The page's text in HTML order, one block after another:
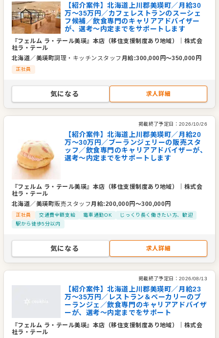
時間」を創ることを目指しています。
企業情報
パティスリー・製菓、ブーランジェリー・製パン、パティス
リー・製菓、ブーランジェリー・製パン、食品・小売・流
通、洋食全般
事業内容
代表取締役 酒井 宏彰
事業所 東京都世田谷区池尻3-27-9
【紹介案件】北海道上川郡美瑛町／月給30
万〜35万円／カフェレストランのスーシェ
フ候補／飲食専門のキャリアアドバイザー
が、選考～内定までをサポートします
『フェルム ラ・テール美瑛』本店（移住支援制度あり地域）
株式会
社ラ・テール
北海道／美瑛町調理・キッチンスタッフ月給:300,000 円〜350,000 円
正社員
気になる 求人詳細
掲載終了予定日： 2026/10/26
【紹介案件】北海道上川郡美瑛町／月給20
万～30万円／ブーランジェリーの販売スタ
ッフ／飲食専門のキャリアアドバイザーが、
選考～内定までをサポートします
『フェルム ラ・テール美瑛』本店（移住支援制度あり地域）
株式会
社ラ・テール
北海道／美瑛町販売スタッフ月給:200,000円〜300,000円
正社員 交通費全額支給 電車通勤OK
じっくり長く働きたい方、歓迎
駅から徒歩5分以内
気になる 求人詳細
掲載終了予定日： 2026/08/13
【紹介案件】北海道上川郡美瑛町／月給23
万～35万円／レストラン＆ベーカリーのブ
ーランジェ／飲食専門のキャリアアドバイザ
ーが、選考～内定までをサポート
『フェルム ラ・テール美瑛』本店（移住支援制度あり地域）
株式会
社ラ・テール